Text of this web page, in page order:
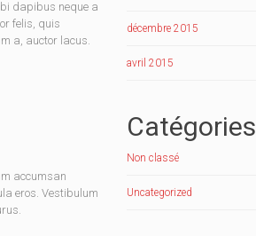
dapibus neque a
felis, quis
a, auctor lacus.
accumsan
eros. Vestibulum
décembre 2015
avril 2015
Catégories
Non classé
Uncategorized